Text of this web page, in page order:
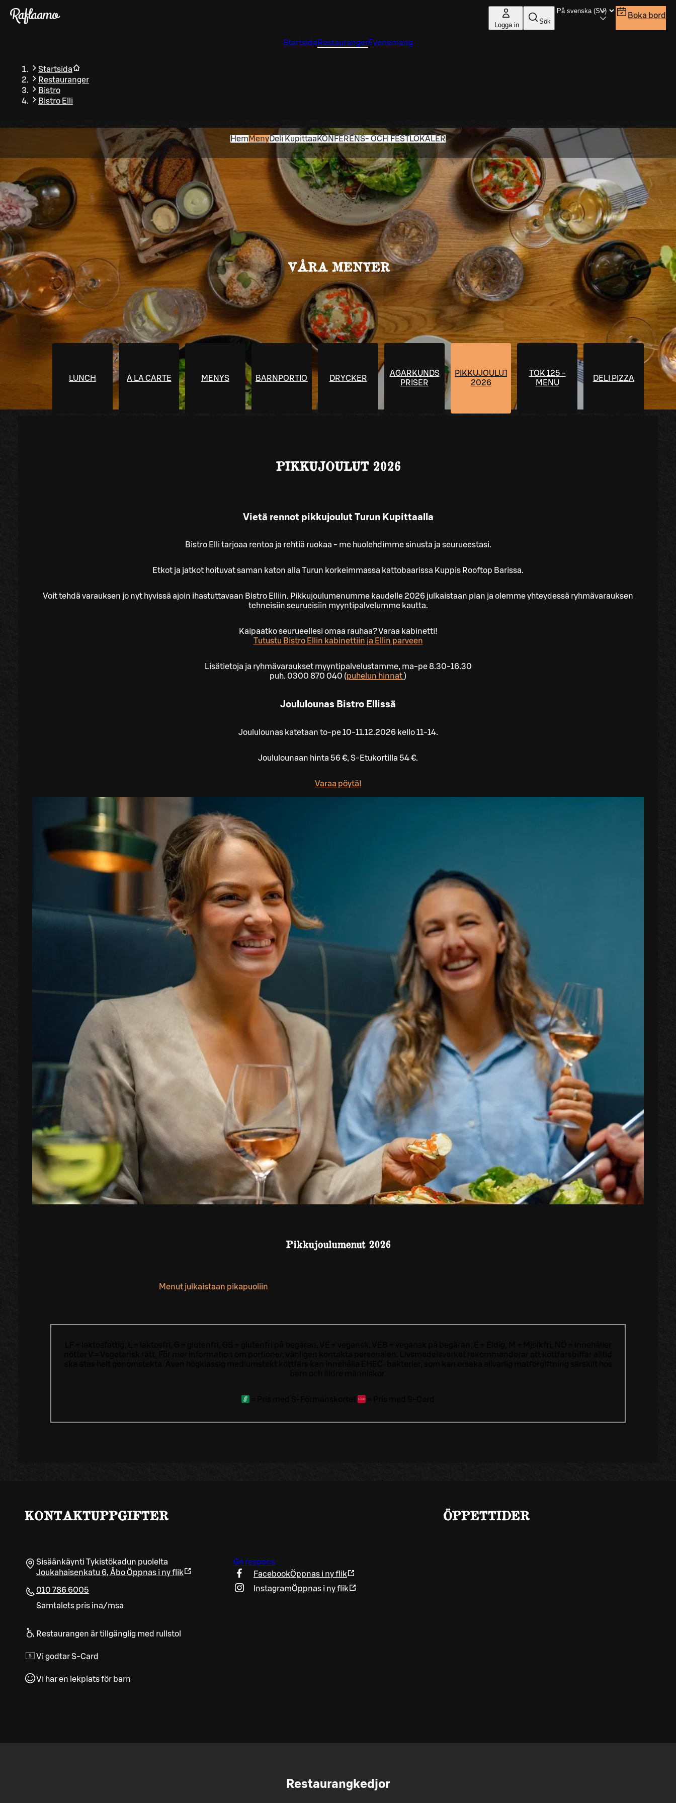
Gå till huvudinnehållet
Logga in Sök
Boka bord
Startsida RestaurangerEvenemang
Startsida
Restauranger
Bistro
Bistro Elli
Hem MenyDeli Kupittaa KONFERENS- OCH FESTLOKALER
VÅRA MENYER
LUNCH À LA CARTE MENYS BARNPORTIONER DRYCKER
ÄGARKUNDS
PRISER
PIKKUJOULUT
2026
TOK 125 -
MENU
DELI PIZZA
PIKKUJOULUT 2026
Vietä rennot pikkujoulut Turun Kupittaalla
Bistro Elli tarjoaa rentoa ja rehtiä ruokaa - me huolehdimme sinusta ja seurueestasi.
Etkot ja jatkot hoituvat saman katon alla Turun korkeimmassa kattobaarissa Kuppis Rooftop Barissa.
Voit tehdä varauksen jo nyt hyvissä ajoin ihastuttavaan Bistro Elliin. Pikkujoulumenumme kaudelle 2026 julkaistaan pian ja olemme yhteydessä ryhmävarauksen
tehneisiin seurueisiin myyntipalvelumme kautta.
Kaipaatko seurueellesi omaa rauhaa? Varaa kabinetti!
Tutustu Bistro Ellin kabinettiin ja Ellin parveen
Lisätietoja ja ryhmävaraukset myyntipalvelustamme, ma-pe 8.30-16.30
puh. 0300 870 040 (puhelun hinnat )
Joululounas Bistro Ellissä
Joululounas katetaan to-pe 10-11.12.2026 kello 11-14.
Joululounaan hinta 56 €, S-Etukortilla 54 €.
Varaa pöytä!
Pikkujoulumenut 2026
Menut julkaistaan pikapuoliin
KONTAKTUPPGIFTER
Sisäänkäynti Tykistökadun puolelta
Joukahaisenkatu 6, ÅboÖppnas i ny flik
010 786 6005
Samtalets pris ina/msa
Restaurangen är tillgänglig med rullstol
Vi godtar S-Card
Vi har en lekplats för barn
Ge respons
FacebookÖppnas i ny flik
InstagramÖppnas i ny flik
ÖPPETTIDER
Restaurangkedjor